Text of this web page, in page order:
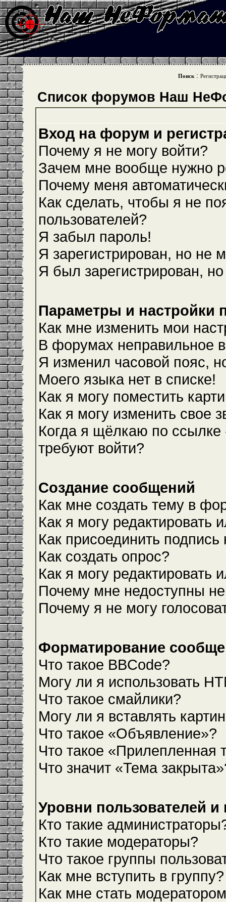
Поиск :
Список форумов Наш
Вход на форум и
Почему я не могу войти?
Зачем мне вообще нужно
Почему меня
Как сделать, чтобы я не
пользователей?
Я забыл пароль!
Я зарегистрирован, но не
Я был зарегистрирован,
Параметры и настройки
Как мне изменить мои
В форумах неправильное
Я изменил часовой пояс,
Моего языка нет в списке!
Как я могу поместить
Как я могу изменить свое
Когда я щёлкаю по ссылке
требуют войти?
Создание сообщений
Как мне создать тему в
Как я могу редактировать
Как присоединить
Как создать опрос?
Как я могу редактировать
Почему мне недоступны
Почему я не могу
Форматирование
Что такое BBCode?
Могу ли я использовать
Что такое смайлики?
Могу ли я вставлять
Что такое «Объявление»?
Что такое «Прилепленная
Что значит «Тема
Уровни пользователей и
Кто такие
Кто такие модераторы?
Что такое группы
Как мне вступить в группу?
Как мне стать